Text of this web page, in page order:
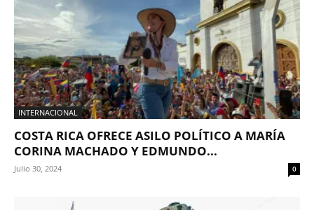
INTERNACIONAL
COSTA RICA OFRECE ASILO POLÍTICO A MARÍA
CORINA MACHADO Y EDMUNDO...
Julio 30, 2024 0